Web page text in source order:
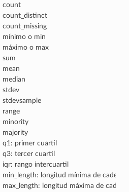
count
count_distinct
count_missing
mínimo o min
máximo o max
sum
mean
median
stdev
stdevsample
range
minority
majority
q1: primer cuartil
q3: tercer cuartil
iqr: rango intercuartil
min_length: longitud mínima de cadena
max_length: longitud máxima de cadena